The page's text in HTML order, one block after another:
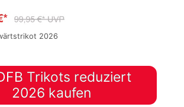
2026
Trikots reduziert
2026 kaufen